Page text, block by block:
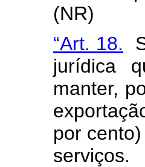
(NR)
“Art. 18.
jurídica
manter,
por
serviços.